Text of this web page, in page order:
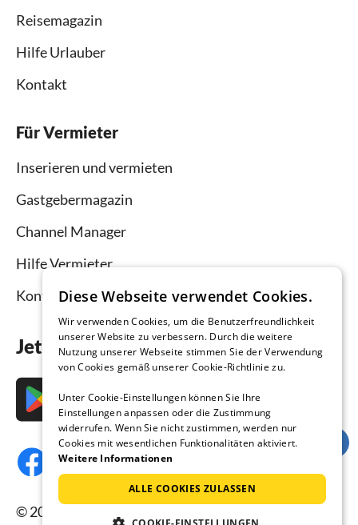
Reisemagazin
Hilfe Urlauber
Kontakt
Für Vermieter
Inserieren und vermieten
Gastgebermagazin
Channel Manager
Hilfe Vermieter
Kontakt
Jetzt die App downloaden
© 2026 Ferienhausmiete.de, alle Rechte
Diese Webseite verwendet Cookies.
Wir verwenden Cookies, um die Benutzerfreundlichkeit
unserer Website zu verbessern. Durch die weitere
Nutzung unserer Webseite stimmen Sie der Verwendung
von Cookies gemäß unserer Cookie-Richtlinie zu.
Unter Cookie-Einstellungen können Sie Ihre
Einstellungen anpassen oder die Zustimmung
widerrufen. Wenn Sie nicht zustimmen, werden nur
Cookies mit wesentlichen Funktionalitäten aktiviert.
Weitere Informationen
ALLE COOKIES ZULASSEN